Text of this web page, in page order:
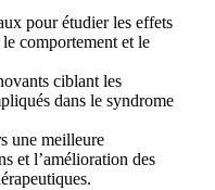
pour étudier les effets
comportement et le
ciblant les
dans le syndrome
une meilleure
et l’amélioration des